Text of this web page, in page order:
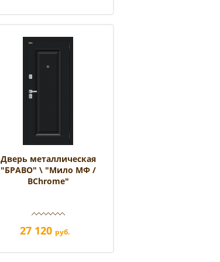
Дверь металлическая
"БРАВО" \ "Мило МФ /
BChrome"
27 120 руб.